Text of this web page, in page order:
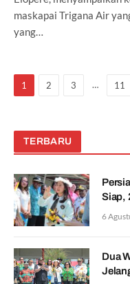
maskapai Trigana Air
yang…
1 2 3 … 11
TERBARU
Siap,
6
Dua